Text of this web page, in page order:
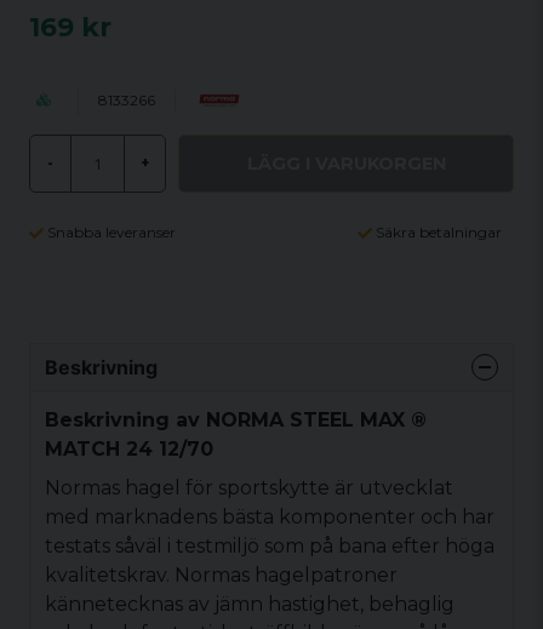
169 kr
8133266
- +
Snabba leveranser Säkra betalningar
Beskrivning
Beskrivning av NORMA STEEL MAX ®
MATCH 24 12/70
Normas hagel för sportskytte är utvecklat
med marknadens bästa komponenter och har
testats såväl i testmiljö som på bana efter höga
kvalitetskrav. Normas hagelpatroner
kännetecknas av jämn hastighet, behaglig